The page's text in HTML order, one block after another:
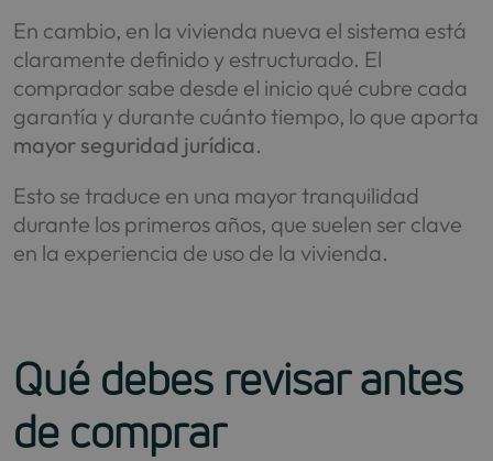
En cambio, en la vivienda nueva el sistema está
claramente definido y estructurado. El
comprador sabe desde el inicio qué cubre cada
garantía y durante cuánto tiempo, lo que aporta
mayor seguridad jurídica.
Esto se traduce en una mayor tranquilidad
durante los primeros años, que suelen ser clave
en la experiencia de uso de la vivienda.
Qué debes revisar antes
de comprar